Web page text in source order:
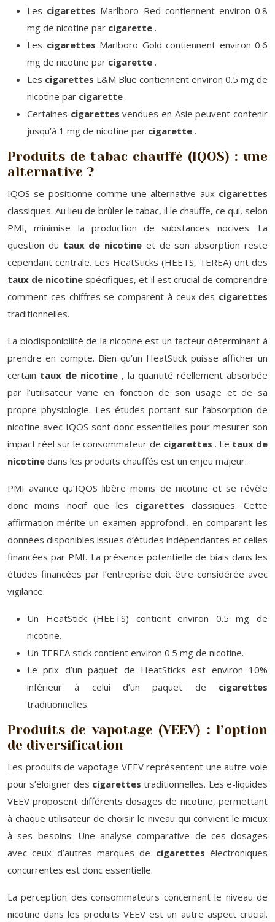
Les cigarettes Marlboro Red contiennent environ 0.8
mg de nicotine par cigarette .
Les cigarettes Marlboro Gold contiennent environ 0.6
mg de nicotine par cigarette .
Les cigarettes L&M Blue contiennent environ 0.5 mg de
nicotine par cigarette .
Certaines cigarettesvendues en Asie peuvent contenir
jusqu’à 1 mg de nicotine par cigarette .
Produits de tabac chauffé (IQOS) : une
alternative ?
IQOS se positionne comme une alternative aux cigarettes
classiques. Au lieu de brûler le tabac, il le chauffe, ce qui, selon
PMI, minimise la production de substances nocives. La
question du taux de nicotine et de son absorption reste
cependant centrale. Les HeatSticks (HEETS, TEREA) ont des
taux de nicotinespécifiques, et il est crucial de comprendre
comment ces chiffres se comparent à ceux des cigarettes
traditionnelles.
La biodisponibilité de la nicotine est un facteur déterminant à
prendre en compte. Bien qu’un HeatStick puisse afficher un
certain taux de nicotine , la quantité réellement absorbée
par l’utilisateur varie en fonction de son usage et de sa
propre physiologie. Les études portant sur l’absorption de
nicotine avec IQOS sont donc essentielles pour mesurer son
impact réel sur le consommateur de cigarettes . Le taux de
nicotine dans les produits chauffés est un enjeu majeur.
PMI avance qu’IQOS libère moins de nicotine et se révèle
donc moins nocif que les cigarettes classiques. Cette
affirmation mérite un examen approfondi, en comparant les
données disponibles issues d’études indépendantes et celles
financées par PMI. La présence potentielle de biais dans les
études financées par l’entreprise doit être considérée avec
vigilance.
Un HeatStick (HEETS) contient environ 0.5 mg de
nicotine.
Un TEREA stick contient environ 0.5 mg de nicotine.
Le prix d’un paquet de HeatSticks est environ 10%
inférieur à celui d’un paquet de cigarettes
traditionnelles.
Produits de vapotage (VEEV) : l’option
de diversification
Les produits de vapotage VEEV représentent une autre voie
pour s’éloigner des cigarettestraditionnelles. Les e-liquides
VEEV proposent différents dosages de nicotine, permettant
à chaque utilisateur de choisir le niveau qui convient le mieux
à ses besoins. Une analyse comparative de ces dosages
avec ceux d’autres marques de cigarettesélectroniques
concurrentes est donc essentielle.
La perception des consommateurs concernant le niveau de
nicotine dans les produits VEEV est un autre aspect crucial.